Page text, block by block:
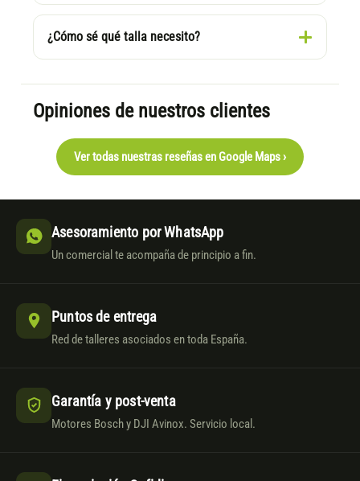
¿Cómo sé qué talla necesito?
Opiniones de nuestros clientes
Ver todas nuestras reseñas en Google Maps ›
Asesoramiento por WhatsApp
Un comercial te acompaña de principio a fin.
Puntos de entrega
Red de talleres asociados en toda España.
Garantía y post-venta
Motores Bosch y DJI Avinox. Servicio local.